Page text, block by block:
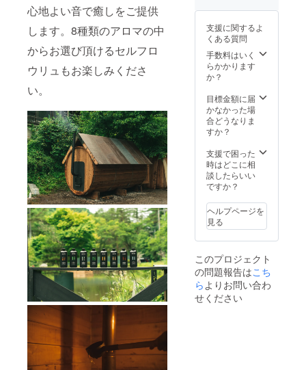
心地よい音で癒しをご提供
します。8種類のアロマの中
からお選び頂けるセルフロ
ウリュもお楽しみくださ
い。
名）
日」 ※6
とさせ
て頂き
ます。7
名様以
上の場
一人追
加につ
き3,000
円現地
致しま
す。
（最大8
名）
支援に関するよ
くある質問
手数料はいく
らかかります
か？
目標金額に届
かなかった場
合どうなりま
すか？
支援で困った
時はどこに相
談したらいい
ですか？
ヘルプページを
見る
このプロジェクト
の問題報告はこち
ら よりお問い合わ
せください